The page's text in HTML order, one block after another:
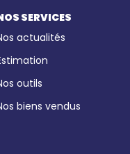
SERVICES
actualités
outils
biens vendus